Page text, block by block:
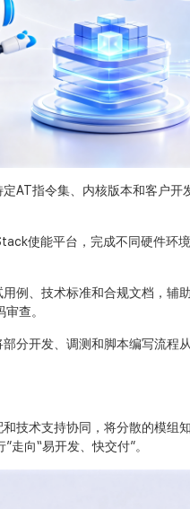
指令集、内核版本和客户开
使能平台，完成不同硬件环境
、技术标准和合规文档，辅
查。
开发、调测和脚本编写流程从
术支持协同，将分散的模组
走向“易开发、快交付”。